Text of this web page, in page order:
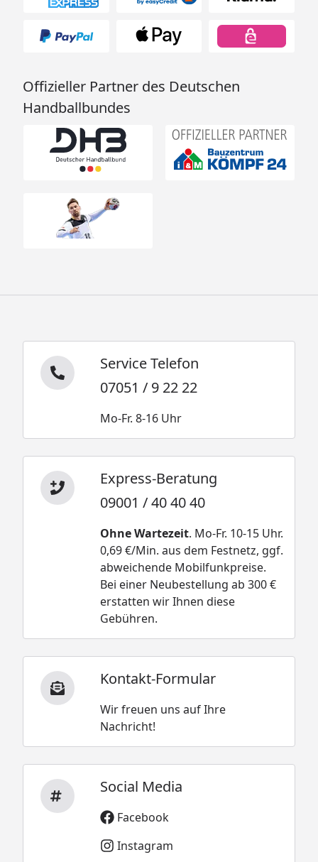
Offizieller Partner des Deutschen
Handballbundes
Service Telefon
07051 / 9 22 22
Mo-Fr. 8-16 Uhr
Express-Beratung
09001 / 40 40 40
Ohne Wartezeit. Mo-Fr. 10-15 Uhr.
0,69 €/Min. aus dem Festnetz, ggf.
abweichende Mobilfunkpreise.
Bei einer Neubestellung ab 300 €
erstatten wir Ihnen diese
Gebühren.
Kontakt-Formular
Wir freuen uns auf Ihre
Nachricht!
Social Media
Facebook
Instagram